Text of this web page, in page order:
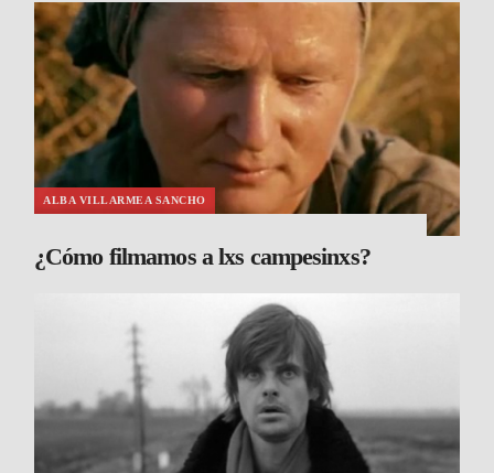
ALBA VILLARMEA SANCHO
¿Cómo filmamos a lxs campesinxs?